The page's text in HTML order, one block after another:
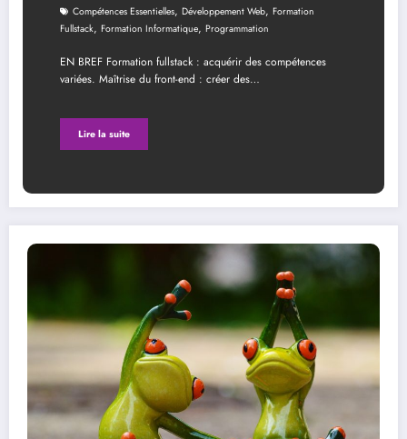
Compétences Essentielles, Développement Web, Formation
Fullstack, Formation Informatique, Programmation
EN BREF Formation fullstack : acquérir des compétences
variées. Maîtrise du front-end : créer des…
Lire la suite